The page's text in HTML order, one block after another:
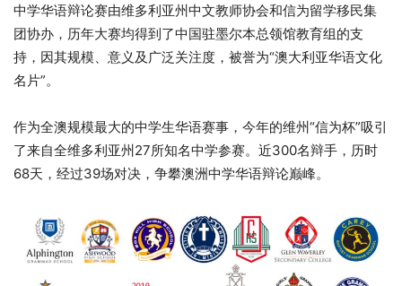
中学华语辩论赛由维多利亚州中文教师协会和信为留学移民集
团协办，历年大赛均得到了中国驻墨尔本总领馆教育组的支
持，因其规模、意义及广泛关注度，被誉为“澳大利亚华语文化
名片”。
作为全澳规模最大的中学生华语赛事，今年的维州“信为杯”吸引
了来自全维多利亚州27所知名中学参赛。近300名辩手，历时
68天，经过39场对决，争攀澳洲中学华语辩论巅峰。